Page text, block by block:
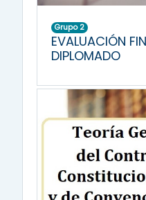
Grupo 2
EVALUACIÓN
DIPLOMADO